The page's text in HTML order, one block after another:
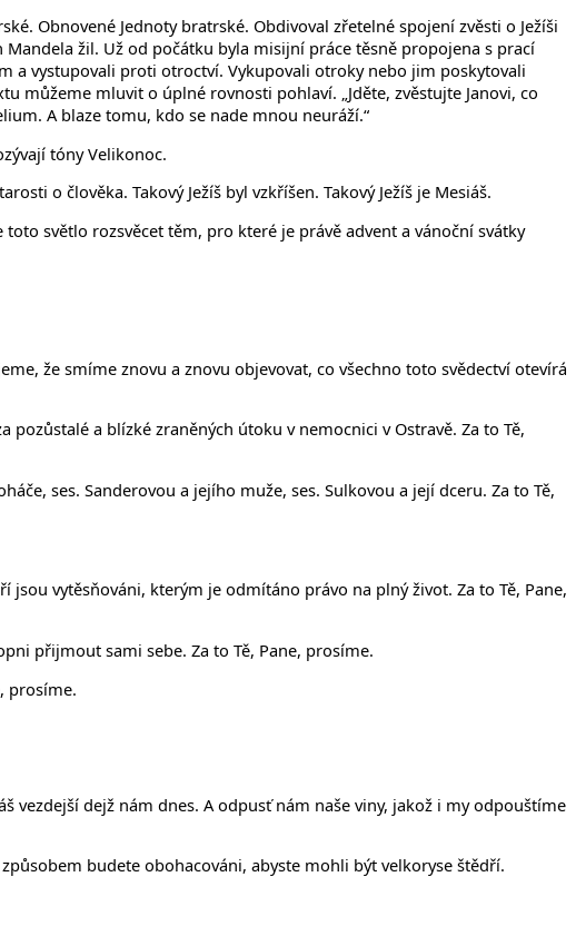
Obnovené Jednoty bratrské. Obdivoval zřetelné spojení zvěsti o Ježíši
žil. Už od počátku byla misijní práce těsně propojena s prací
a vystupovali proti otroctví. Vykupovali otroky nebo jim poskytovali
můžeme mluvit o úplné rovnosti pohlaví. „Jděte, zvěstujte Janovi, co
A blaze tomu, kdo se nade mnou neuráží.“
tóny Velikonoc.
o člověka. Takový Ježíš byl vzkříšen. Takový Ježíš je Mesiáš.
světlo rozsvěcet těm, pro které je právě advent a vánoční svátky
že smíme znovu a znovu objevovat, co všechno toto svědectví otevírá
a blízké zraněných útoku v nemocnici v Ostravě. Za to Tě,
ses. Sanderovou a jejího muže, ses. Sulkovou a její dceru. Za to Tě,
vytěsňováni, kterým je odmítáno právo na plný život. Za to Tě, Pane,
přijmout sami sebe. Za to Tě, Pane, prosíme.
prosíme.
vezdejší dejž nám dnes. A odpusť nám naše viny, jakož i my odpouštíme
budete obohacováni, abyste mohli být velkoryse štědří.